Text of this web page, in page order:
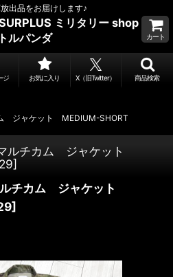
出品をお届けします♪
ミリタリー shop
ルパンダ
カート
ジ お気に入り X（旧Twitter） 商品検索
ジャケット MEDIUM-SHORT
ルチカム ジャケット
]
ルチカム ジャケット
]